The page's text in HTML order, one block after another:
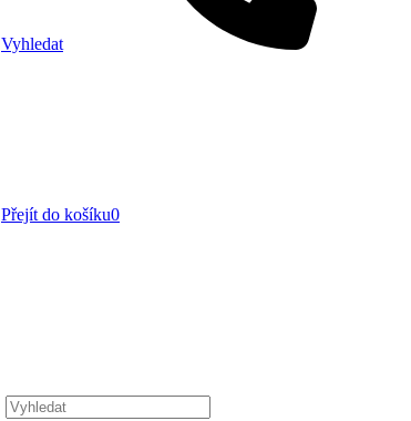
Vyhledat
Přejít do košíku0